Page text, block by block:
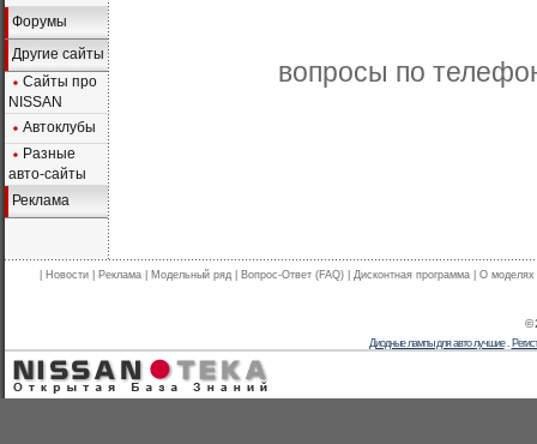
Форумы
Другие сайты
Сайты про
NISSAN
Автоклубы
Разные
авто-сайты
Реклама
вопросы по
Новости Реклама Модельный ряд Вопрос-Ответ (FAQ) Дисконтная программа О моделях
©
Диодные лампы для авто лучшие.